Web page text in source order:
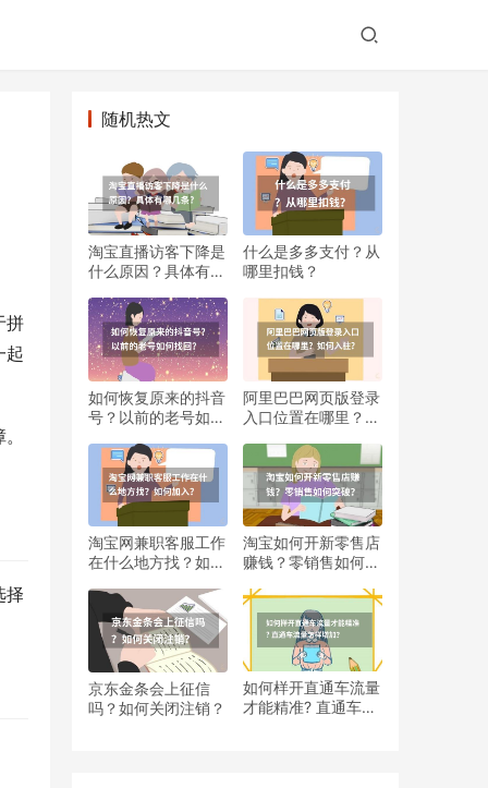
拼
起
择
随机热文
淘宝直播访客下降是
什么原因？具体有哪
什么是多多支付？从
哪里扣钱？
如何恢复原来的抖音
号？以前的老号如何
阿里巴巴网页版登录
入口位置在哪里？如
淘宝网兼职客服工作
在什么地方找？如何
淘宝如何开新零售店
赚钱？零销售如何突
京东金条会上征信
吗？如何关闭注销？
如何样开直通车流量
才能精准? 直通车流